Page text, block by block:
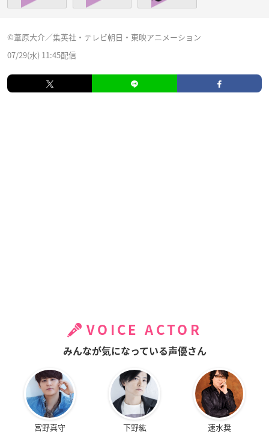
©葦原大介／集英社・テレビ朝日・東映アニメーション
07/29(水) 11:45配信
VOICE ACTOR
みんなが気になっている声優さん
宮野真守 下野紘 速水奨